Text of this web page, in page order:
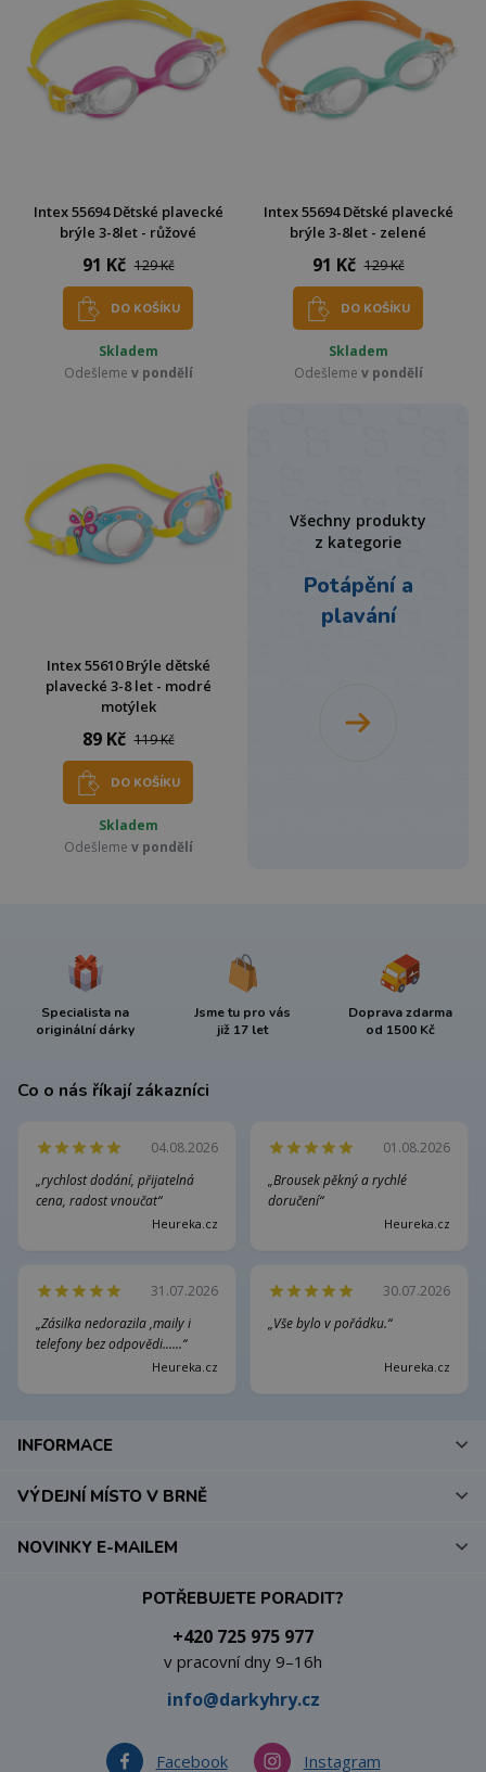
Intex 55694 Dětské plavecké
brýle 3-8let - růžové
91 Kč 129 Kč
DO KOŠÍKU
Skladem
Odešleme v pondělí
Intex 55694 Dětské plavecké
brýle 3-8let - zelené
91 Kč 129 Kč
DO KOŠÍKU
Skladem
Odešleme v pondělí
Intex 55610 Brýle dětské
plavecké 3-8 let - modré
motýlek
89 Kč 119 Kč
DO KOŠÍKU
Skladem
Odešleme v pondělí
Všechny produkty
z kategorie
Potápění a
plavání
Specialista na
originální dárky
Jsme tu pro vás
již 17 let
Doprava zdarma
od 1500 Kč
Co o nás říkají zákazníci
04.08.2026
„rychlost dodání, přijatelná
cena, radost vnoučat“
Heureka.cz
01.08.2026
„Brousek pěkný a rychlé
doručení“
Heureka.cz
31.07.2026
„Zásilka nedorazila ,maily i
telefony bez odpovědi......“
Heureka.cz
30.07.2026
„Vše bylo v pořádku.“
Heureka.cz
INFORMACE
VÝDEJNÍ MÍSTO V BRNĚ
POTŘEBUJETE PORADIT?
+420 725 975 977
v pracovní dny 9–16h
info@darkyhry.cz
Facebook Instagram
NOVINKY E-MAILEM